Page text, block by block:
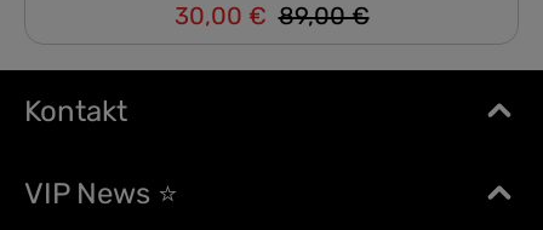
Verkaufspreis:
30,00 € Regulärer Preis:
89,00 €
Kontakt
VIP News ⭐